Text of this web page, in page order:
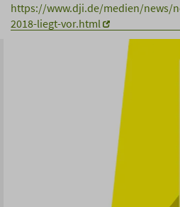
https://www.dji.de/medien/news/
2018-liegt-vor.html